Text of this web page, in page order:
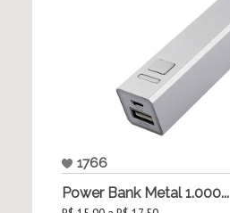
1766
Power Bank Metal 1.000...